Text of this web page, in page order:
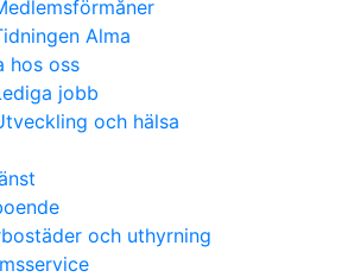
Alma
hos oss
jobb
och hälsa
och uthyrning